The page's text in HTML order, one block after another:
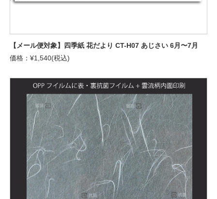
【メール便対象】四季紙 花だより CT-H07 あじさい 6月〜7月
価格：¥1,540(税込)